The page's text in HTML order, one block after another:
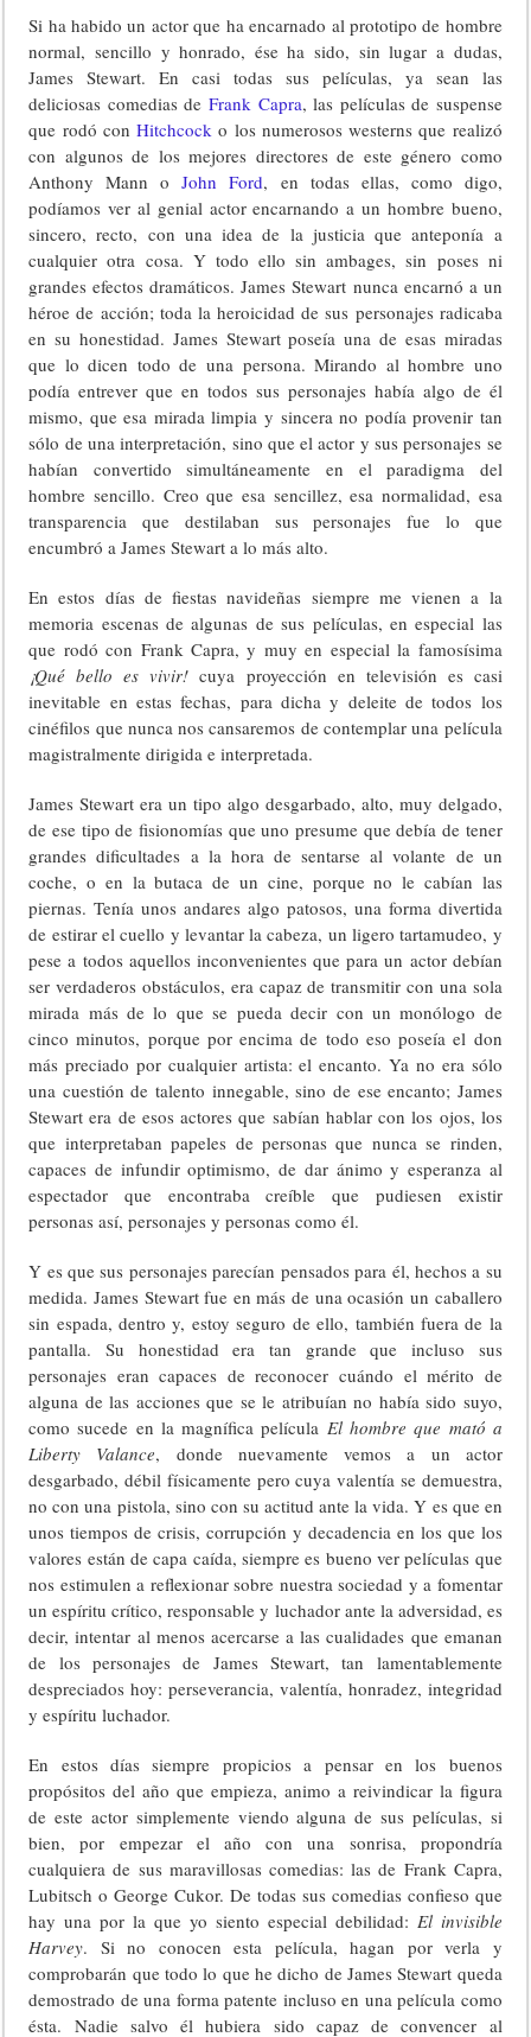
Si ha habido un actor que ha encarnado al prototipo de hombre
normal, sencillo y honrado, ése ha sido, sin lugar a dudas,
James Stewart. En casi todas sus películas, ya sean las
deliciosas comedias de Frank Capra, las películas de suspense
que rodó conHitchcock o los numerosos westerns que realizó
con algunos de los mejores directores de este género como
Anthony Mann oJohn Ford, en todas ellas, como digo,
podíamos ver al genial actor encarnando a un hombre bueno,
sincero, recto, con una idea de la justicia que anteponía a
cualquier otra cosa. Y todo ello sin ambages, sin poses ni
grandes efectos dramáticos. James Stewart nunca encarnó a un
héroe de acción; toda la heroicidad de sus personajes radicaba
en su honestidad. James Stewart poseía una de esas miradas
que lo dicen todo de una persona. Mirando al hombre uno
podía entrever que en todos sus personajes había algo de él
mismo, que esa mirada limpia y sincera no podía provenir tan
sólo de una interpretación, sino que el actor y sus personajes se
habían convertido simultáneamente en el paradigma del
hombre sencillo. Creo que esa sencillez, esa normalidad, esa
transparencia que destilaban sus personajes fue lo que
encumbró a James Stewart a lo más alto.
En estos días de fiestas navideñas siempre me vienen a la
memoria escenas de algunas de sus películas, en especial las
que rodó con Frank Capra, y muy en especial la famosísima
¡Qué bello es vivir! cuya proyección en televisión es casi
inevitable en estas fechas, para dicha y deleite de todos los
cinéfilos que nunca nos cansaremos de contemplar una película
magistralmente dirigida e interpretada.
James Stewart era un tipo algo desgarbado, alto, muy delgado,
de ese tipo de fisionomías que uno presume que debía de tener
grandes dificultades a la hora de sentarse al volante de un
coche, o en la butaca de un cine, porque no le cabían las
piernas. Tenía unos andares algo patosos, una forma divertida
de estirar el cuello y levantar la cabeza, un ligero tartamudeo, y
pese a todos aquellos inconvenientes que para un actor debían
ser verdaderos obstáculos, era capaz de transmitir con una sola
mirada más de lo que se pueda decir con un monólogo de
cinco minutos, porque por encima de todo eso poseía el don
más preciado por cualquier artista: el encanto. Ya no era sólo
una cuestión de talento innegable, sino de ese encanto; James
Stewart era de esos actores que sabían hablar con los ojos, los
que interpretaban papeles de personas que nunca se rinden,
capaces de infundir optimismo, de dar ánimo y esperanza al
espectador que encontraba creíble que pudiesen existir
personas así, personajes y personas como él.
Y es que sus personajes parecían pensados para él, hechos a su
medida. James Stewart fue en más de una ocasión un caballero
sin espada, dentro y, estoy seguro de ello, también fuera de la
pantalla. Su honestidad era tan grande que incluso sus
personajes eran capaces de reconocer cuándo el mérito de
alguna de las acciones que se le atribuían no había sido suyo,
como sucede en la magnífica película El hombre que mató a
Liberty Valance, donde nuevamente vemos a un actor
desgarbado, débil físicamente pero cuya valentía se demuestra,
no con una pistola, sino con su actitud ante la vida. Y es que en
unos tiempos de crisis, corrupción y decadencia en los que los
valores están de capa caída, siempre es bueno ver películas que
nos estimulen a reflexionar sobre nuestra sociedad y a fomentar
un espíritu crítico, responsable y luchador ante la adversidad, es
decir, intentar al menos acercarse a las cualidades que emanan
de los personajes de James Stewart, tan lamentablemente
despreciados hoy: perseverancia, valentía, honradez, integridad
y espíritu luchador.
En estos días siempre propicios a pensar en los buenos
propósitos del año que empieza, animo a reivindicar la figura
de este actor simplemente viendo alguna de sus películas, si
bien, por empezar el año con una sonrisa, propondría
cualquiera de sus maravillosas comedias: las de Frank Capra,
Lubitsch o George Cukor. De todas sus comedias confieso que
hay una por la que yo siento especial debilidad: El invisible
Harvey. Si no conocen esta película, hagan por verla y
comprobarán que todo lo que he dicho de James Stewart queda
demostrado de una forma patente incluso en una película como
ésta. Nadie salvo él hubiera sido capaz de convencer al